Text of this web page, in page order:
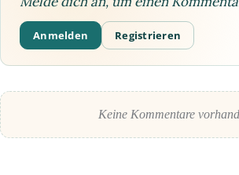
Anmelden Registrieren
Keine Kommentare